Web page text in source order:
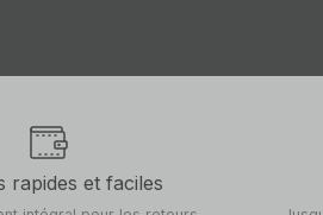
rapides et faciles